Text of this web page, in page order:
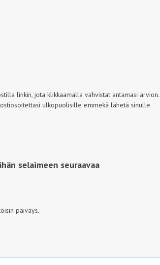
linkin, jota klikkaamalla vahvistat antamasi arvion.
ulkopuolisille emmekä lähetä sinulle
selaimeen seuraavaa
päiväys.